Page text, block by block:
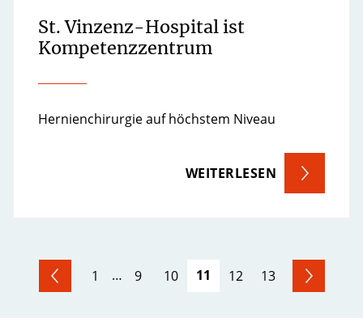
St. Vinzenz-Hospital ist
Kompetenzzentrum
Hernienchirurgie auf höchstem Niveau
WEITERLESEN
VORHERIGE1 … 9 10 11 12 13